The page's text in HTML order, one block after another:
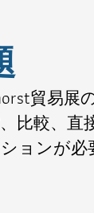
貿易
比較、
ョンが必